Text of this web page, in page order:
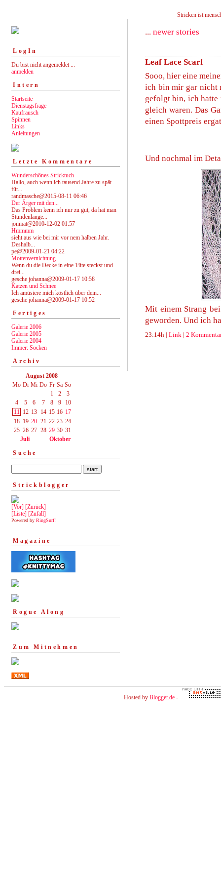
Stricken ist
LogIn
Du bist nicht angemeldet ...
anmelden
Intern
Startseite
Dienstagsfrage
Kaufrausch
Spinnen
Links
Anleitungen
Letzte Kommentare
Wunderschönes Stricktuch
Hallo, auch wenn ich tausend Jahre zu spät
für...
randmasche@2015-08-11 06:46
Der Ärger mit den...
Das Problem kenn ich nur zu gut, da hat man
Stundenlange...
jonmat@2010-12-02 01:57
Hmmmm
sieht aus wie bei mir vor nem halben Jahr.
Deshalb...
pe@2009-01-21 04:22
Mottenvernichtung
Wenn du die Decke in eine Tüte steckst und
drei...
gesche johanna@2009-01-17 10:58
Katzen und Schnee
Ich amüsiere mich köstlich über dein...
gesche johanna@2009-01-17 10:52
Fertiges
Galerie 2006
Galerie 2005
Galerie 2004
Immer: Socken
Archiv
August 2008
Mo Di Mi Do Fr Sa So
1
2
3
4
5 6 7 8 9
10
11
12 13 14 15 16 17
18 19 20 21 22 23 24
25 26 27 28 29 30 31
Juli
Oktober
Suche
Strickblogger
[Vor] [Zurück]
[Liste] [Zufall]
Powered by RingSurf!
Magazine
Rogue Along
Zum Mitnehmen
... newer stories
Leaf Lace Scarf
Sooo, hier eine
ich bin mir gar nicht
gefolgt bin, ich hatte
gleich waren. Das
einen Spottpreis
Und nochmal im
Mit einem Strang
geworden. Und ich
23:14h | Link | 2
Hosted by Blogger.de -